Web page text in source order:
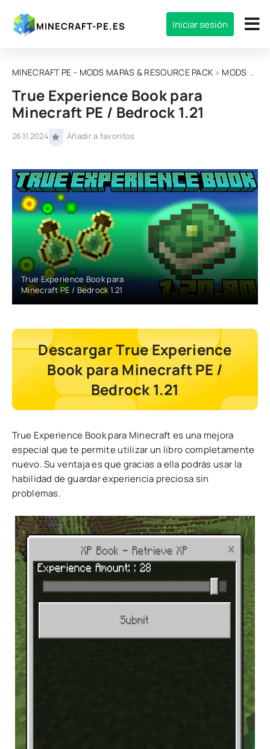
MINECRAFT-PE.ES Iniciar sesión
MINECRAFT PE - MODS MAPAS & RESOURCE PACK » MODS
True Experience Book para
Minecraft PE / Bedrock 1.21
26.11.2024 Añadir a favoritos
True Experience Book para
Minecraft PE / Bedrock 1.21
Descargar True Experience
Book para Minecraft PE /
Bedrock 1.21
True Experience Book para Minecraft es una mejora
especial que te permite utilizar un libro completamente
nuevo. Su ventaja es que gracias a ella podrás usar la
habilidad de guardar experiencia preciosa sin
problemas.